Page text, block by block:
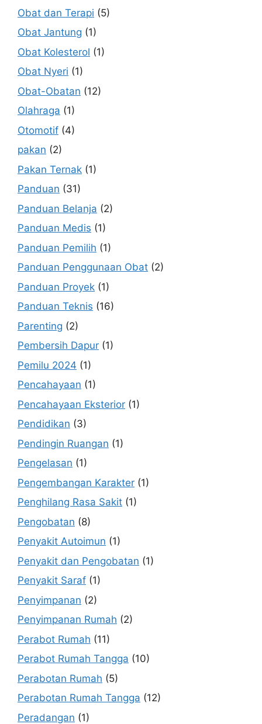
Obat dan Terapi (5)
Obat Jantung (1)
Obat Kolesterol (1)
Obat Nyeri (1)
Obat-Obatan (12)
Olahraga (1)
Otomotif (4)
pakan (2)
Pakan Ternak (1)
Panduan (31)
Panduan Belanja (2)
Panduan Medis (1)
Panduan Pemilih (1)
Panduan Penggunaan Obat (2)
Panduan Proyek (1)
Panduan Teknis (16)
Parenting (2)
Pembersih Dapur (1)
Pemilu 2024 (1)
Pencahayaan (1)
Pencahayaan Eksterior (1)
Pendidikan (3)
Pendingin Ruangan (1)
Pengelasan (1)
Pengembangan Karakter (1)
Penghilang Rasa Sakit (1)
Pengobatan (8)
Penyakit Autoimun (1)
Penyakit dan Pengobatan (1)
Penyakit Saraf (1)
Penyimpanan (2)
Penyimpanan Rumah (2)
Perabot Rumah (11)
Perabot Rumah Tangga (10)
Perabotan Rumah (5)
Perabotan Rumah Tangga (12)
Peradangan (1)